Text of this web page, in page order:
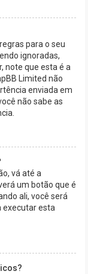
para o seu
ignoradas,
note que esta é a
Limited não
enviada em
não sabe as
vá até a
um botão que é
ali, você será
executar esta